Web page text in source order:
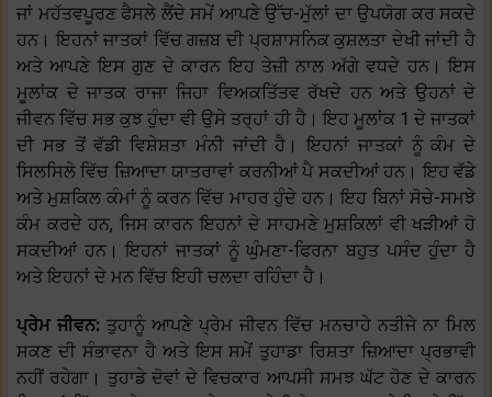
ਜਾਂ ਮਹੱਤਵਪੂਰਣ ਫੈਸਲੇ ਲੈਂਦੇ ਸਮੇਂ ਆਪਣੇ ਉੱਚ-ਮੁੱਲਾਂ ਦਾ ਉਪਯੋਗ ਕਰ ਸਕਦੇ
ਹਨ। ਇਹਨਾਂ ਜਾਤਕਾਂ ਵਿੱਚ ਗਜ਼ਬ ਦੀ ਪ੍ਰਸ਼ਾਸਨਿਕ ਕੁਸ਼ਲਤਾ ਦੇਖੀ ਜਾਂਦੀ ਹੈ
ਅਤੇ ਆਪਣੇ ਇਸ ਗੁਣ ਦੇ ਕਾਰਨ ਇਹ ਤੇਜ਼ੀ ਨਾਲ ਅੱਗੇ ਵਧਦੇ ਹਨ। ਇਸ
ਮੂਲਾਂਕ ਦੇ ਜਾਤਕ ਰਾਜਾ ਜਿਹਾ ਵਿਅਕਤਿੱਤਵ ਰੱਖਦੇ ਹਨ ਅਤੇ ਉਹਨਾਂ ਦੇ
ਜੀਵਨ ਵਿੱਚ ਸਭ ਕੁਝ ਹੁੰਦਾ ਵੀ ਉਸੇ ਤਰ੍ਹਾਂ ਹੀ ਹੈ। ਇਹ ਮੂਲਾਂਕ 1 ਦੇ ਜਾਤਕਾਂ
ਦੀ ਸਭ ਤੋਂ ਵੱਡੀ ਵਿਸ਼ੇਸ਼ਤਾ ਮੰਨੀ ਜਾਂਦੀ ਹੈ। ਇਹਨਾਂ ਜਾਤਕਾਂ ਨੂੰ ਕੰਮ ਦੇ
ਸਿਲਸਿਲੇ ਵਿੱਚ ਜ਼ਿਆਦਾ ਯਾਤਰਾਵਾਂ ਕਰਨੀਆਂ ਪੈ ਸਕਦੀਆਂ ਹਨ। ਇਹ ਵੱਡੇ
ਅਤੇ ਮੁਸ਼ਕਿਲ ਕੰਮਾਂ ਨੂੰ ਕਰਨ ਵਿੱਚ ਮਾਹਰ ਹੁੰਦੇ ਹਨ। ਇਹ ਬਿਨਾਂ ਸੋਚੇ-ਸਮਝੇ
ਕੰਮ ਕਰਦੇ ਹਨ, ਜਿਸ ਕਾਰਨ ਇਹਨਾਂ ਦੇ ਸਾਹਮਣੇ ਮੁਸ਼ਕਿਲਾਂ ਵੀ ਖੜੀਆਂ ਹੋ
ਸਕਦੀਆਂ ਹਨ। ਇਹਨਾਂ ਜਾਤਕਾਂ ਨੂੰ ਘੁੰਮਣਾ-ਫਿਰਨਾ ਬਹੁਤ ਪਸੰਦ ਹੁੰਦਾ ਹੈ
ਅਤੇ ਇਹਨਾਂ ਦੇ ਮਨ ਵਿੱਚ ਇਹੀ ਚਲਦਾ ਰਹਿੰਦਾ ਹੈ।
ਪ੍ਰੇਮ ਜੀਵਨ: ਤੁਹਾਨੂੰ ਆਪਣੇ ਪ੍ਰੇਮ ਜੀਵਨ ਵਿੱਚ ਮਨਚਾਹੇ ਨਤੀਜੇ ਨਾ ਮਿਲ
ਸਕਣ ਦੀ ਸੰਭਾਵਨਾ ਹੈ ਅਤੇ ਇਸ ਸਮੇਂ ਤੁਹਾਡਾ ਰਿਸ਼ਤਾ ਜ਼ਿਆਦਾ ਪ੍ਰਭਾਵੀ
ਨਹੀਂ ਰਹੇਗਾ। ਤੁਹਾਡੇ ਦੋਵਾਂ ਦੇ ਵਿਚਕਾਰ ਆਪਸੀ ਸਮਝ ਘੱਟ ਹੋਣ ਦੇ ਕਾਰਨ